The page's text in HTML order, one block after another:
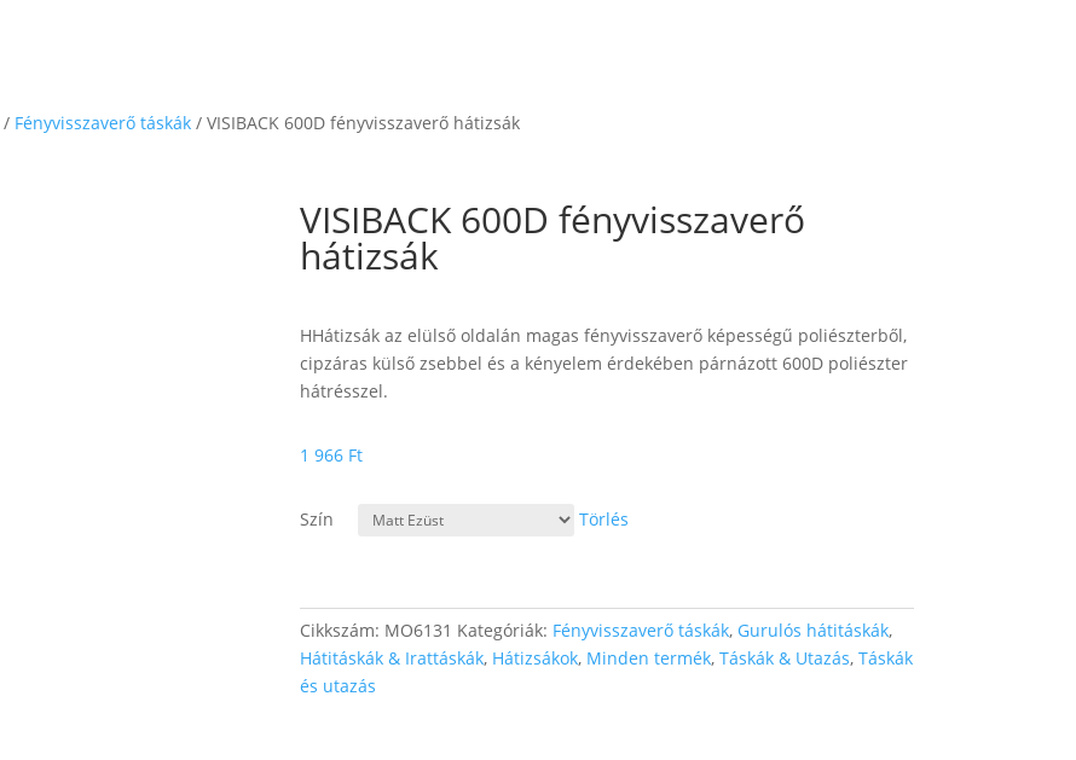
/ Fényvisszaverő táskák / VISIBACK 600D fényvisszaverő hátizsák
VISIBACK 600D fényvisszaverő
hátizsák
HHátizsák az elülső oldalán magas fényvisszaverő képességű poliészterből,
cipzáras külső zsebbel és a kényelem érdekében párnázott 600D poliészter
hátrésszel.
1 966 Ft
Szín Törlés
Cikkszám: MO6131 Kategóriák: Fényvisszaverő táskák, Gurulós hátitáskák,
Hátitáskák & Irattáskák, Hátizsákok, Minden termék, Táskák & Utazás, Táskák
és utazás